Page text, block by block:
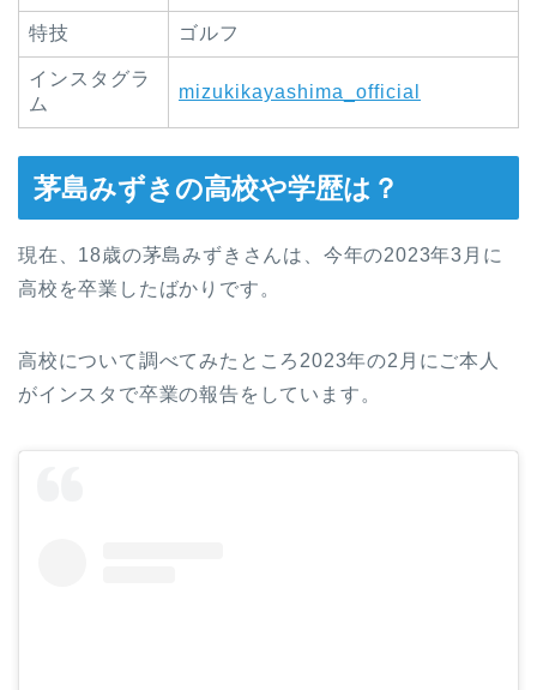
特技 ゴルフ
インスタグラ
ム
mizukikayashima_official
茅島みずきの高校や学歴は？
現在、18歳の茅島みずきさんは、今年の2023年3月に
高校を卒業したばかりです。
高校について調べてみたところ2023年の2月にご本人
がインスタで卒業の報告をしています。